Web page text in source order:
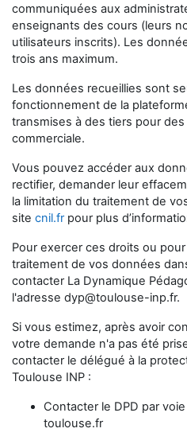
communiquées aux
enseignants des cours (leurs
utilisateurs inscrits). Les
trois ans maximum.
Les données recueillies sont
fonctionnement de la
transmises à des tiers pour
commerciale.
Vous pouvez accéder aux
rectifier, demander leur
la limitation du traitement de
site cnil.frpour plus
Pour exercer ces droits ou
traitement de vos données
contacter La Dynamique
l'adresse dyp@toulouse-inp.fr.
Si vous estimez, après avoir
votre demande n'a pas été
contacter le délégué à la
Toulouse INP :
Contacter le DPD par
toulouse.fr